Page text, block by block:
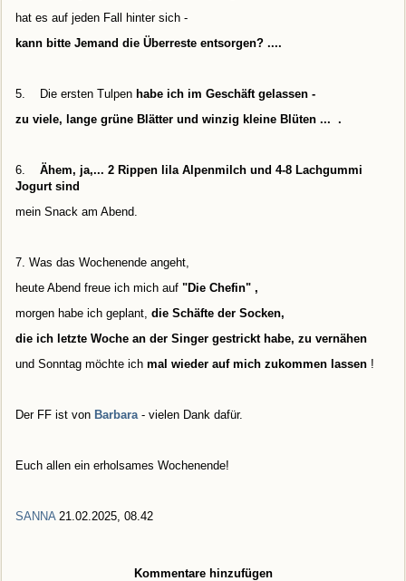
hat es auf jeden Fall hinter sich -
kann bitte Jemand die Überreste entsorgen? ....
5. Die ersten Tulpen habe ich im Geschäft gelassen -
zu viele, lange grüne Blätter und winzig kleine Blüten ... .
6. Ähem, ja,... 2 Rippen lila Alpenmilch und 4-8 Lachgummi
Jogurt sind
mein Snack am Abend.
7. Was das Wochenende angeht,
heute Abend freue ich mich auf "Die Chefin" ,
morgen habe ich geplant, die Schäfte der Socken,
die ich letzte Woche an der Singer gestrickt habe, zu vernähen
und Sonntag möchte ich mal wieder auf mich zukommen lassen !
Der FF ist von Barbara - vielen Dank dafür.
Euch allen ein erholsames Wochenende!
SANNA 21.02.2025, 08.42
Kommentare hinzufügen